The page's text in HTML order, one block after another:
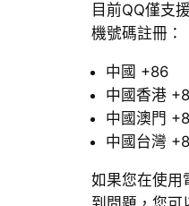
目前QQ僅支
機號碼註冊：
中國 +86
中國香港
中國澳門
中國台灣
如果您在使用